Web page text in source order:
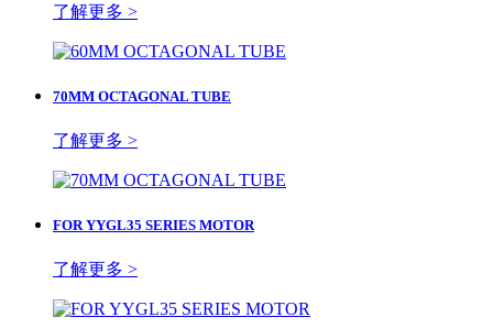
了解更多 >
70MM OCTAGONAL TUBE
了解更多 >
FOR YYGL35 SERIES MOTOR
了解更多 >